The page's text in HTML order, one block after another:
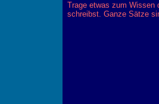
Trage etwas zum Wissen
schreibst. Ganze Sätze